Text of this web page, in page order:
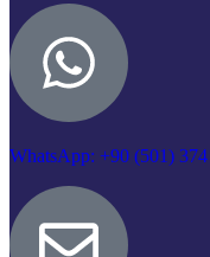
WhatsApp: +90 (501)